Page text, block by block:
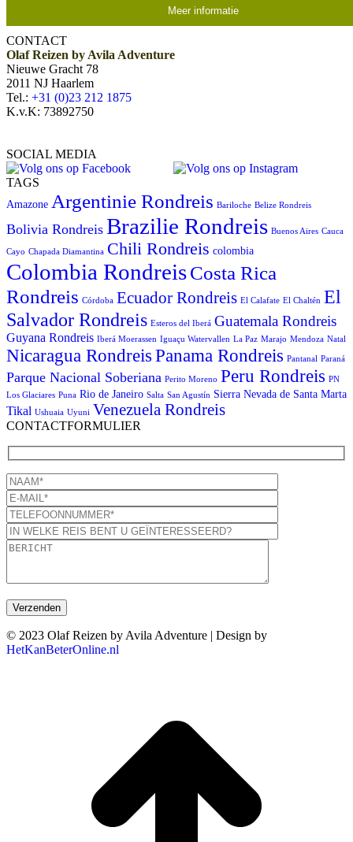
Meer informatie
CONTACT
Olaf Reizen by Avila Adventure
Nieuwe Gracht 78
2011 NJ Haarlem
Tel.: +31 (0)23 212 1875
K.v.K: 73892750
SOCIAL MEDIA
TAGS
Amazone Argentinie Rondreis Bariloche Belize Rondreis
Bolivia Rondreis Brazilie Rondreis Buenos Aires Cauca
Cayo Chapada Diamantina Chili Rondreis colombia
Colombia RondreisCosta Rica
Rondreis Córdoba Ecuador Rondreis El Calafate El Chaltén El
Salvador Rondreis Esteros del Iberá Guatemala Rondreis
Guyana Rondreis Iberá Moerassen Iguaçu Watervallen La Paz Marajo Mendoza Natal
Nicaragua Rondreis Panama Rondreis Pantanal Paraná
Parque Nacional Soberiana Perito Moreno Peru Rondreis PN
Los Glaciares Puna Rio de Janeiro Salta San Agustín Sierra Nevada de Santa Marta
Tikal Ushuaia Uyuni Venezuela Rondreis
CONTACTFORMULIER
© 2023 Olaf Reizen by Avila Adventure | Design by
HetKanBeterOnline.nl